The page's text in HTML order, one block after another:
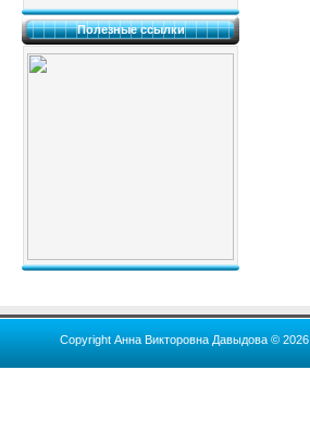
Полезные ссылки
Copyright Анна Викторовна Давыдова © 2026